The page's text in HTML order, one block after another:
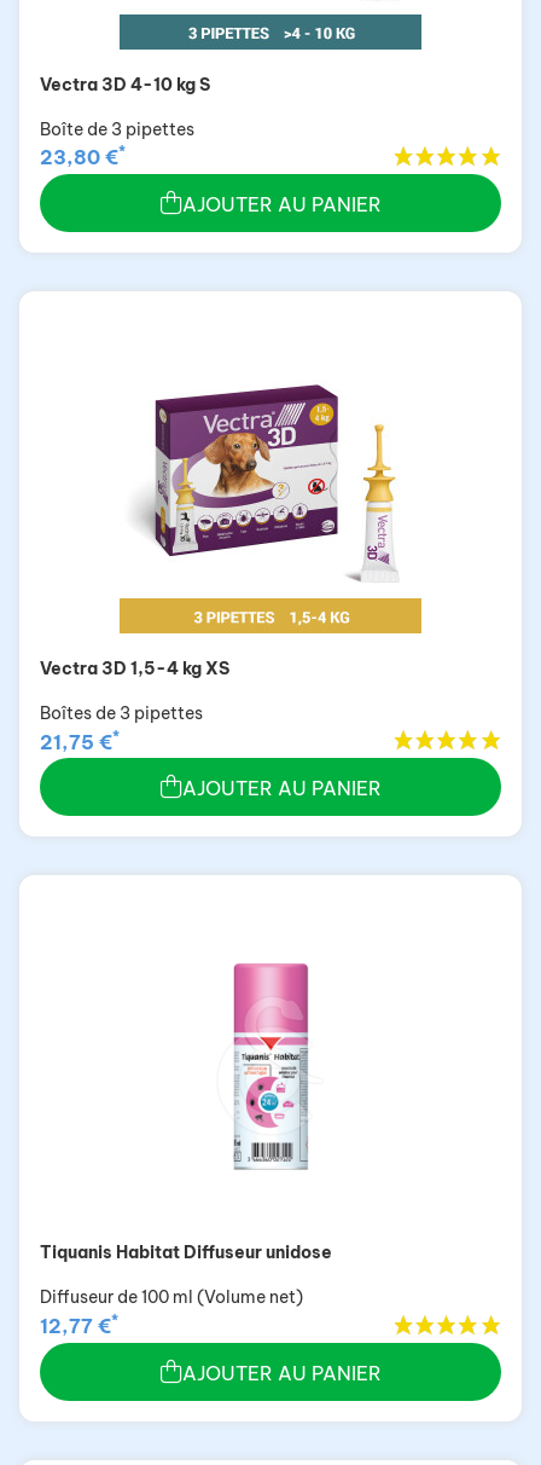
Vectra 3D 4-10 kg S
Boîte de 3 pipettes
23,80 €*
AJOUTER AU PANIER
Vectra 3D 1,5-4 kg XS
Boîtes de 3 pipettes
21,75 €*
AJOUTER AU PANIER
Tiquanis Habitat Diffuseur unidose
Diffuseur de 100 ml (Volume net)
12,77 €*
AJOUTER AU PANIER